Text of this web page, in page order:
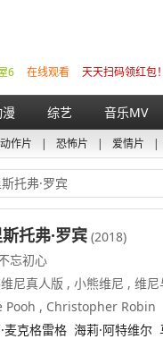
天天扫码领红包
在线观看
6
综艺 音乐MV
动作片 | 恐怖片 | 爱情片 |
托弗·罗宾
托弗·罗宾 (2018)
忘初心
尼真人版 , 小熊维尼 , 维尼
Pooh , Christopher Robin
麦克格雷格 海莉·阿特维尔